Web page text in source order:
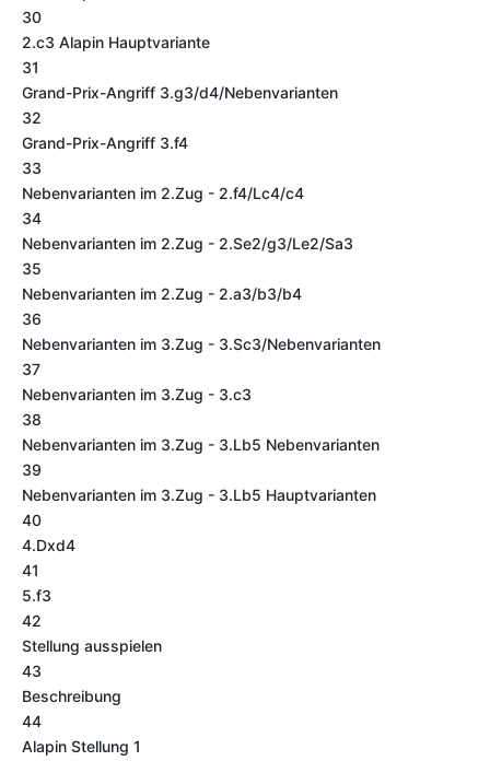
30
2.c3 Alapin Hauptvariante
31
Grand-Prix-Angriff 3.g3/d4/Nebenvarianten
32
Grand-Prix-Angriff 3.f4
33
Nebenvarianten im 2.Zug - 2.f4/Lc4/c4
34
Nebenvarianten im 2.Zug - 2.Se2/g3/Le2/Sa3
35
Nebenvarianten im 2.Zug - 2.a3/b3/b4
36
Nebenvarianten im 3.Zug - 3.Sc3/Nebenvarianten
37
Nebenvarianten im 3.Zug - 3.c3
38
Nebenvarianten im 3.Zug - 3.Lb5 Nebenvarianten
39
Nebenvarianten im 3.Zug - 3.Lb5 Hauptvarianten
40
4.Dxd4
41
5.f3
42
Stellung ausspielen
43
Beschreibung
44
Alapin Stellung 1